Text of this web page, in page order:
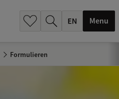
Menu
Formulieren